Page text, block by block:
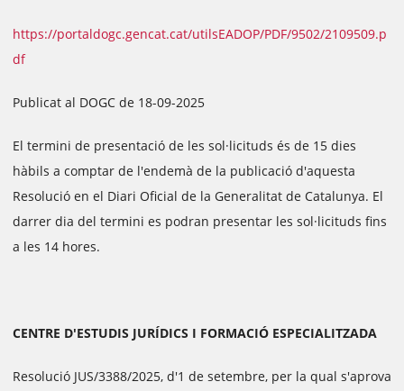
https://portaldogc.gencat.cat/utilsEADOP/PDF/9502/2109509.p
df
Publicat al DOGC de 18-09-2025
El termini de presentació de les sol·licituds és de 15 dies
hàbils a comptar de l'endemà de la publicació d'aquesta
Resolució en el Diari Oficial de la Generalitat de Catalunya. El
darrer dia del termini es podran presentar les sol·licituds fins
a les 14 hores.
CENTRE D'ESTUDIS JURÍDICS I FORMACIÓ ESPECIALITZADA
Resolució JUS/3388/2025, d'1 de setembre, per la qual s'aprova